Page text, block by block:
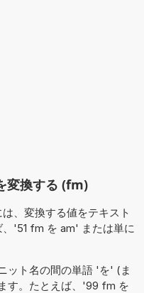
変換する (fm)
、変換する値をテキスト
'51 fm を am' または単に
ット名の間の単語 'を' (ま
す。たとえば、'99 fm を